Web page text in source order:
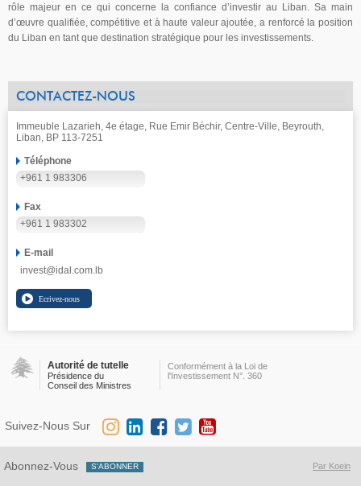
rôle majeur en ce qui concerne la confiance d’investir au Liban. Sa main
d’œuvre qualifiée, compétitive et à haute valeur ajoutée, a renforcé la position
du Liban en tant que destination stratégique pour les investissements.
CONTACTEZ-NOUS
Immeuble Lazarieh, 4e étage, Rue Emir Béchir, Centre-Ville, Beyrouth,
Liban, BP 113-7251
Téléphone
+961 1 983306
Fax
+961 1 983302
E-mail
invest@idal.com.lb
Autorité de tutelle
Présidence du
Conseil des Ministres
Conformément à la Loi de
l'Investissement N°. 360
Par Koein
Abonnez-Vous
Suivez-Nous Sur